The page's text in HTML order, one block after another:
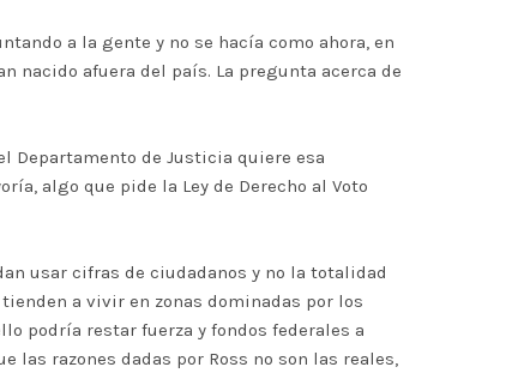
a la gente y no se hacía como ahora, en
nacido afuera del país. La pregunta acerca de
Departamento de Justicia quiere esa
algo que pide la Ley de Derecho al Voto
usar cifras de ciudadanos y no la totalidad
a vivir en zonas dominadas por los
podría restar fuerza y fondos federales a
las razones dadas por Ross no son las reales,